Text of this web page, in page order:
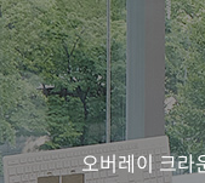
이런 점
잇몸 치
오버레이 크라